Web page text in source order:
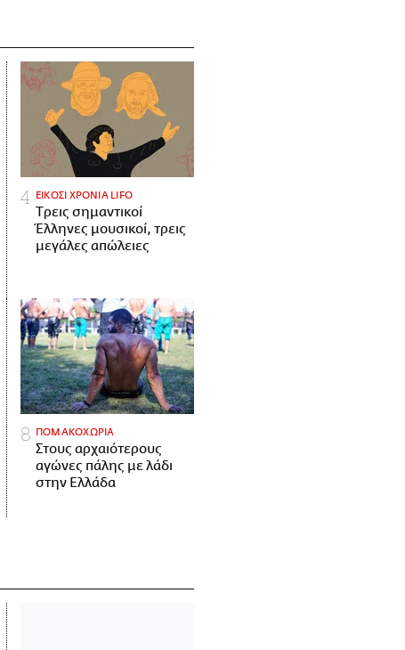
ΕΙΚΟΣΙ ΧΡΟΝΙΑ LIFO
Tρεις σημαντικοί
Έλληνες μουσικοί, τρεις
μεγάλες απώλειες
ΠΟΜΑΚΟΧΩΡΙΑ
Στους αρχαιότερους
αγώνες πάλης με λάδι
στην Ελλάδα